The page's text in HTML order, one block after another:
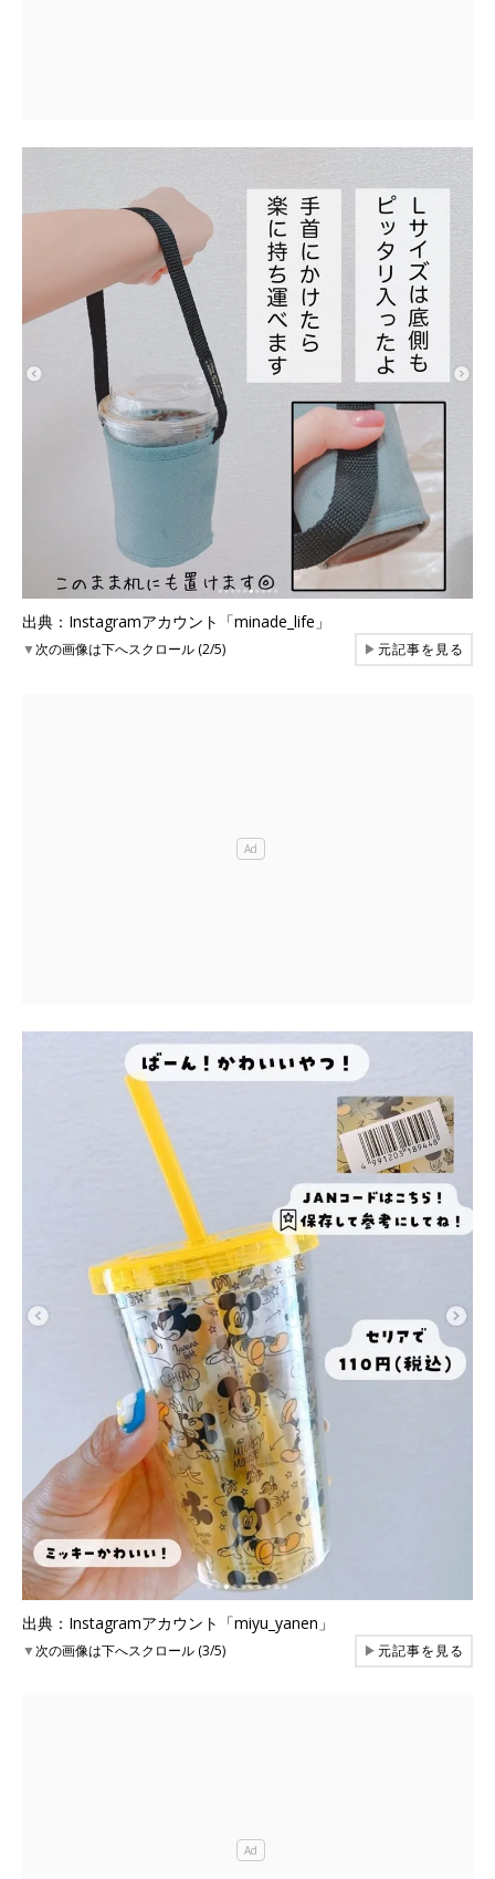
出典：Instagramアカウント「minade_life」
▼次の画像は下へスクロール (2/5) ▶元記事を見る
出典：Instagramアカウント「miyu_yanen」
▼次の画像は下へスクロール (3/5) ▶元記事を見る